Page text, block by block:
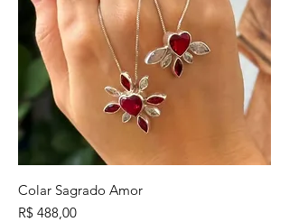
Colar Sagrado Amor
Preço
R$ 488,00